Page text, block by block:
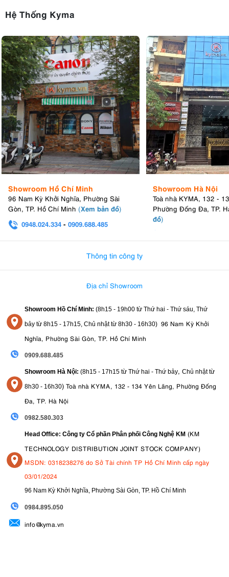
Hệ Thống Kyma
Showroom Hồ Chí Minh
96 Nam Kỳ Khởi Nghĩa, Phường Sài
Gòn, TP. Hồ Chí Minh (Xem bản đồ)
0948.024.334 - 0909.688.485
Showroom Hà Nội
Toà nhà KYMA, 132 -
Phường Đống Đa, TP.
đồ)
Thông tin công ty
Địa chỉ Showroom
Showroom Hồ Chí Minh: (8h15 - 19h00 từ Thứ hai - Thứ sáu, Thứ
bảy từ 8h15 - 17h15, Chủ nhật từ 8h30 - 16h30) 96 Nam Kỳ Khởi
Nghĩa, Phường Sài Gòn, TP. Hồ Chí Minh
0909.688.485
Showroom Hà Nội: (8h15 - 17h15 từ Thứ hai - Thứ bảy, Chủ nhật từ
8h30 - 16h30) Toà nhà KYMA, 132 - 134 Yên Lãng, Phường Đống
Đa, TP. Hà Nội
0982.580.303
Head Office: Công ty Cổ phần Phân phối Công Nghệ KM (KM
TECHNOLOGY DISTRIBUTION JOINT STOCK COMPANY)
MSDN: 0318238276 do Sở Tài chính TP Hồ Chí Minh cấp ngày
03/01/2024
96 Nam Kỳ Khởi Nghĩa, Phường Sài Gòn, TP. Hồ Chí Minh
0984.895.050
info@kyma.vn